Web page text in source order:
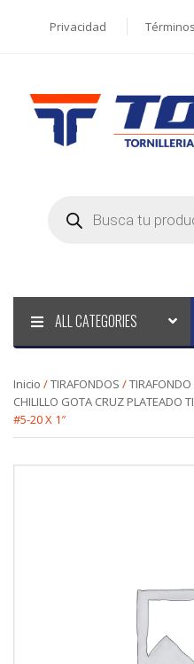
Privacidad
search
ALL CATEGORIES
Inicio /TIRAFONDOS /
CHILILLO GOTA CRUZ PLATEADO
#5-20 X 1″